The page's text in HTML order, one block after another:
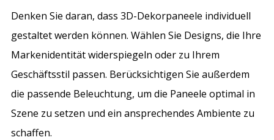
Denken Sie daran, dass 3D-Dekorpaneele individuell
gestaltet werden können. Wählen Sie Designs, die Ihre
Markenidentität widerspiegeln oder zu Ihrem
Geschäftsstil passen. Berücksichtigen Sie außerdem
die passende Beleuchtung, um die Paneele optimal in
Szene zu setzen und ein ansprechendes Ambiente zu
schaffen.